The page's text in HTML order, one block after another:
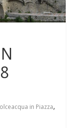
in Piazza,